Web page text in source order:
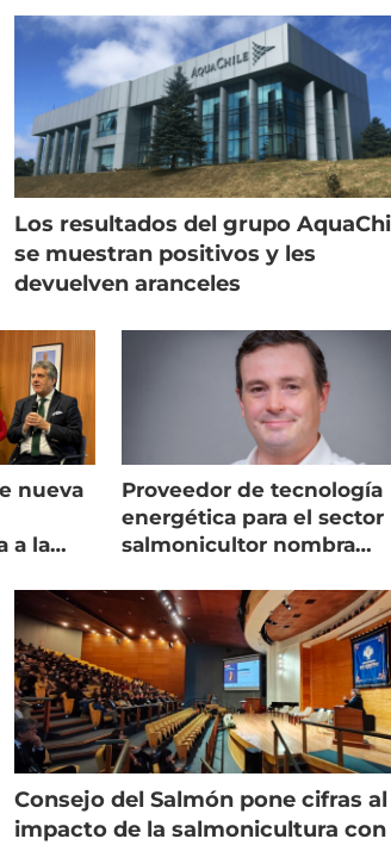
Los resultados del grupo
se muestran positivos y les
devuelven aranceles
nueva
a la
Proveedor de tecnología
energética para el sector
salmonicultor nombra
Consejo del Salmón pone cifras al
impacto de la salmonicultura con